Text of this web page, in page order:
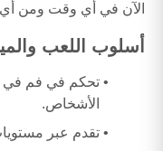
الآن في أي وقت ومن
أسلوب اللعب
تحكم في فم في
الأشخاص.
تقدم عبر